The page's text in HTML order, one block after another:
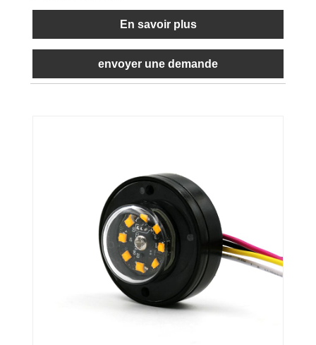
En savoir plus
envoyer une demande